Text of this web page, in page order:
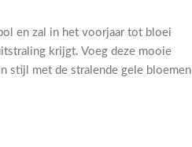
en zal in het voorjaar tot bloei
krijgt. Voeg deze mooie
stijl met de stralende gele bloemen